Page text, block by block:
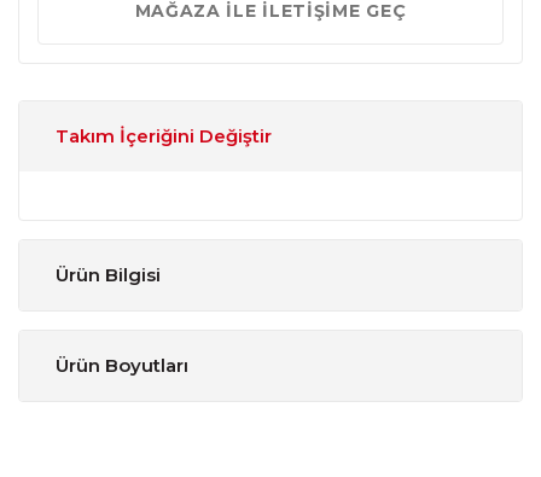
MAĞAZA İLE İLETİŞİME GEÇ
Takım İçeriğini Değiştir
Ürün Bilgisi
Ürün Boyutları